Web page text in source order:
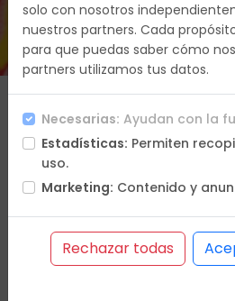
Duracion
14 días
Que
vas a
hacer
Itinerario
Hoteles
Incluye
incluye
solo con nosotros
nuestros partners. Cada
para que puedas saber cómo
partners utilizamos tus datos.
Necesarias: Ayudan con la
Estadísticas: Permiten
uso.
Marketing: Contenido y
Rechazar todas